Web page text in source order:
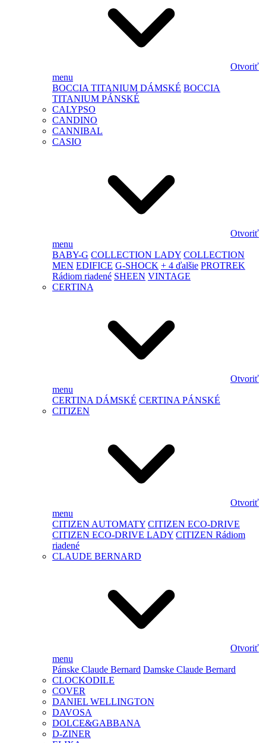
Otvoriť
menu
BOCCIA TITANIUM DÁMSKÉ BOCCIA
TITANIUM PÁNSKÉ
CALYPSO
CANDINO
CANNIBAL
CASIO
Otvoriť
menu
BABY-G COLLECTION LADY COLLECTION
MEN EDIFICE G-SHOCK + 4 ďalšie PROTREK
Rádiom riadené SHEEN VINTAGE
CERTINA
Otvoriť
menu
CERTINA DÁMSKÉ CERTINA PÁNSKÉ
CITIZEN
Otvoriť
menu
CITIZEN AUTOMATY CITIZEN ECO-DRIVE
CITIZEN ECO-DRIVE LADY CITIZEN Rádiom
riadené
CLAUDE BERNARD
Otvoriť
menu
Pánske Claude Bernard Damske Claude Bernard
CLOCKODILE
COVER
DANIEL WELLINGTON
DAVOSA
DOLCE&GABBANA
D-ZINER